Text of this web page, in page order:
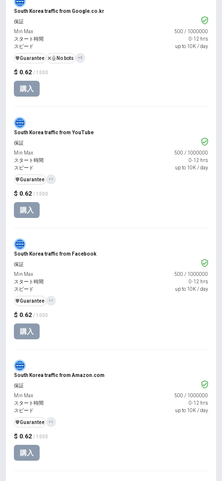
South Korea traffic from Google.co.kr
$ 0.62 / 1000
購入
保証
Min Max
500 / 1000000
スタート時間
0-12 hrs
スピード
up to 10K / day
️🛡️Guarantee ❌🤖 No bots +5
South Korea traffic from YouTube
$ 0.62 / 1000
購入
保証
Min Max
500 / 1000000
スタート時間
0-12 hrs
スピード
up to 10K / day
️🛡️Guarantee +1
South Korea traffic from Facebook
$ 0.62 / 1000
購入
保証
Min Max
500 / 1000000
スタート時間
0-12 hrs
スピード
up to 10K / day
️🛡️Guarantee +1
South Korea traffic from Amazon.com
$ 0.62 / 1000
購入
保証
Min Max
500 / 1000000
スタート時間
0-12 hrs
スピード
up to 10K / day
️🛡️Guarantee +1